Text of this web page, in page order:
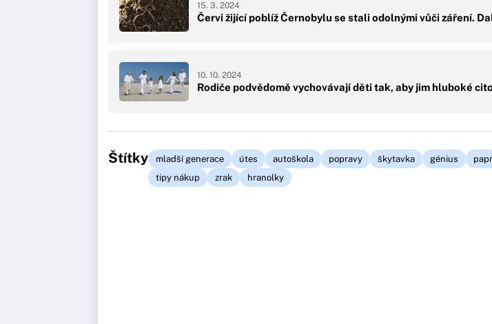
Červi žijící poblíž Černobylu se stali odolnými vůči záření.
15. 3. 2024
Rodiče podvědomě vychovávají děti tak, aby jim hluboké
10. 10. 2024
Štítky mladší generace útes autoškola popravy škytavka génius
tipy nákup
zrak hranolky